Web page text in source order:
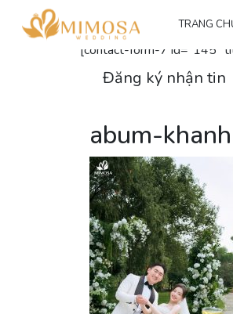
TRANG
Đăng ký nhận
[contact-form-7 id="145"
Đăng ký nhận tin
abum-